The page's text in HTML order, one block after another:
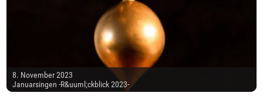
8. November 2023
Januarsingen -R&uuml;ckblick 2023-